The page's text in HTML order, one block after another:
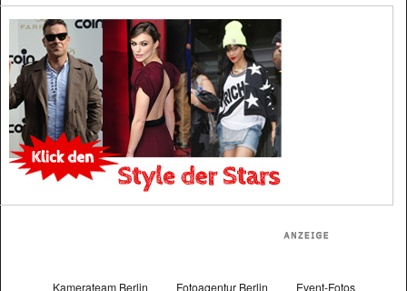
Kamerateam Berlin Fotoagentur Berlin Event-Fotos